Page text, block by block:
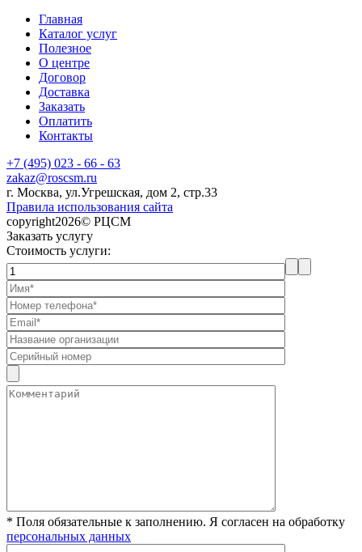
Главная
Каталог услуг
Полезное
О центре
Договор
Доставка
Заказать
Оплатить
Контакты
+7 (495) 023 - 66 - 63
zakaz@roscsm.ru
г. Москва, ул.Угрешская, дом 2, стр.33
Правила использования сайта
copyright2026© РЦСМ
Заказать услугу
Стоимость услуги:
* Поля обязательные к заполнению. Я согласен на обработку
персональных данных